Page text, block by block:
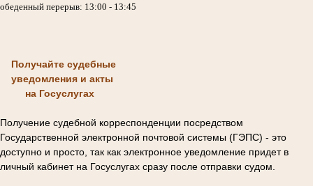
обеденный перерыв: 13:00 - 13:45
Получайте судебные
уведомления и акты
на Госуслугах
Получение судебной корреспонденции посредством
Государственной электронной почтовой системы (ГЭПС) - это
доступно и просто, так как электронное уведомление придет в
личный кабинет на Госуслугах сразу после отправки судом.